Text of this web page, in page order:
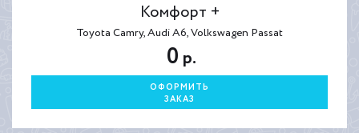
Комфорт +
Toyota Camry, Audi A6, Volkswagen Passat
0 р.
ОФОРМИТЬ
ЗАКАЗ